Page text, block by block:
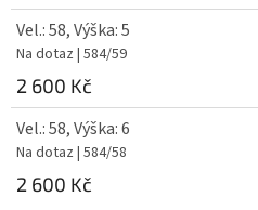
Vel.: 58, Výška: 5
Na dotaz | 584/59
2 600 Kč
Vel.: 58, Výška: 6
Na dotaz | 584/58
2 600 Kč